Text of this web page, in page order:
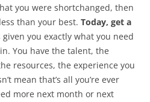
you were shortchanged, then
than your best. Today, get a
given you exactly what you need
You have the talent, the
resources, the experience you
mean that’s all you’re ever
more next month or next